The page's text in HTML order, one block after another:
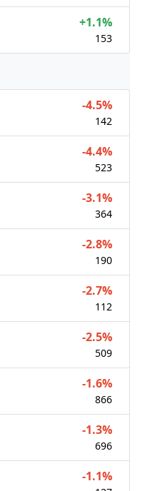
+1.1%
153
-4.5%
142
-4.4%
523
-3.1%
364
-2.8%
190
-2.7%
112
-2.5%
509
-1.6%
866
-1.3%
696
-1.1%